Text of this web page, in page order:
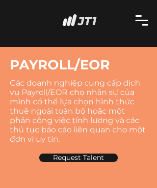
PAYROLL/EOR
Các doanh nghiệp cung cấp dịch
vụ Payroll/EOR cho nhân sự của
mình có thể lựa chọn hình thức
thuê ngoài toàn bộ hoặc một
phần công việc tính lương và các
thủ tục báo cáo liên quan cho một
đơn vị uy tín.
Request Talent